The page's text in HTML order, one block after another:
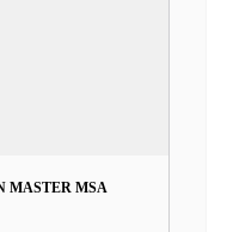
MASTER MSA